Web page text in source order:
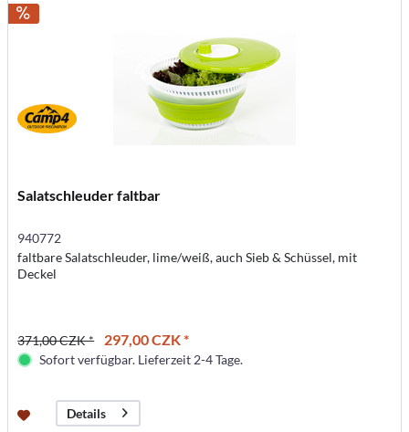
Salatschleuder faltbar
940772
faltbare Salatschleuder, lime/weiß, auch Sieb & Schüssel, mit
Deckel
371,00 CZK * 297,00 CZK *
Sofort verfügbar. Lieferzeit 2-4 Tage.
Details